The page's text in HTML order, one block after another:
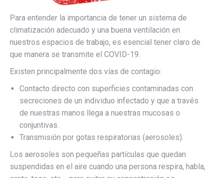
Para entender la importancia de tener un sistema de
climatización adecuado y una buena ventilación en
nuestros espacios de trabajo, es esencial tener claro de
que manera se transmite el COVID-19.
Existen principalmente dos vías de contagio:
Contacto directo con superficies contaminadas con
secreciones de un individuo infectado y que a través
de nuestras manos llega a nuestras mucosas o
conjuntivas.
Transmisión por gotas respiratorias (aerosoles).
Los aerosoles son pequeñas partículas que quedan
suspendidas en el aire cuando una persona respira, habla,